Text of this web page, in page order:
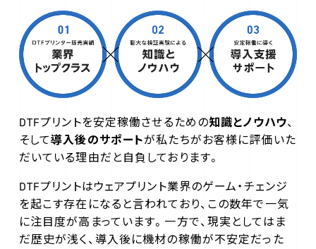
DTFプリントを安定稼働させるための知識とノウハウ、
そして導入後のサポートが私たちがお客様に評価いた
だいている理由だと自負しております。
DTFプリントはウェアプリント業界のゲーム・チェンジ
を起こす存在になると言われており、この数年で一気
に注目度が高まっています。一方で、現実としてはま
だ歴史が浅く、導入後に機材の稼働が不安定だった